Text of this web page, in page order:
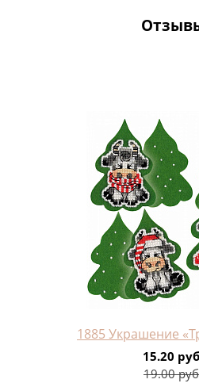
1885 Украшение
15.20
19.00